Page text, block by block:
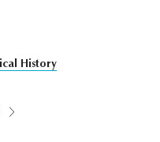
History